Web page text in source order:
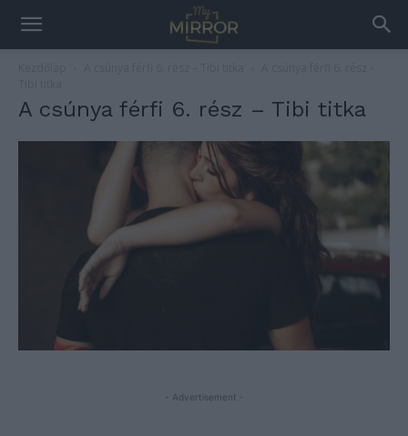
A csúnya férfi 6. rész – Tibi titka
- Advertisement -